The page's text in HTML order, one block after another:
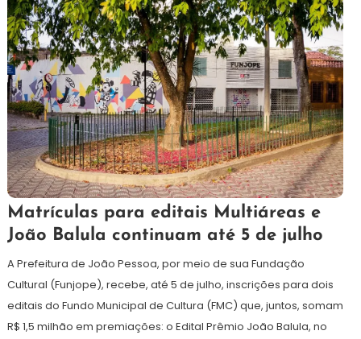
17
de
junho
de
Redação
Matrículas para editais Multiáreas e
João Balula continuam até 5 de julho
A Prefeitura de João Pessoa, por meio de sua Fundação
Cultural (Funjope), recebe, até 5 de julho, inscrições para dois
editais do Fundo Municipal de Cultura (FMC) que, juntos, somam
R$ 1,5 milhão em premiações: o Edital Prêmio João Balula, no